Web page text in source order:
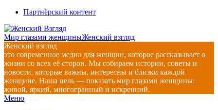
Перейти
содержимому
Партнёрский контент
Мир глазами женщиныЖенский взгляд
Женский взгляд
это современное медиа для женщин, которое рассказывает о
жизни со всех её сторон. Мы собираем истории, советы и
новости, которые важны, интересны и близки каждой
женщине. Наша цель — показать мир глазами женщины:
живой, яркий, многогранный и искренний.
Главное
Меню